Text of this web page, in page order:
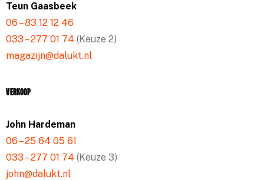
Teun Gaasbeek
06 – 83 12 12 46
033 – 277 01 74 (Keuze 2)
magazijn@dalukt.nl
Verkoop
John Hardeman
06 – 25 64 05 61
033 – 277 01 74 (Keuze 3)
john@dalukt.nl